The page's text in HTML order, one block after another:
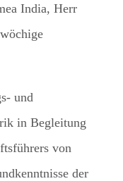
India, Herr
und
in Begleitung
von
der